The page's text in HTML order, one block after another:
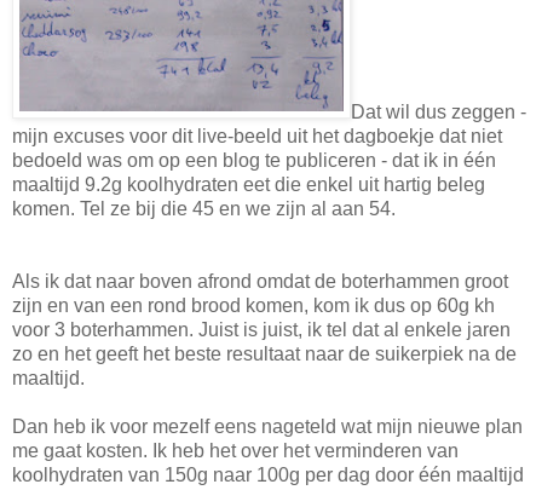
Dat wil dus zeggen -
mijn excuses voor dit live-beeld uit het dagboekje dat niet
bedoeld was om op een blog te publiceren - dat ik in één
maaltijd 9.2g koolhydraten eet die enkel uit hartig beleg
komen. Tel ze bij die 45 en we zijn al aan 54.
Als ik dat naar boven afrond omdat de boterhammen groot
zijn en van een rond brood komen, kom ik dus op 60g kh
voor 3 boterhammen. Juist is juist, ik tel dat al enkele jaren
zo en het geeft het beste resultaat naar de suikerpiek na de
maaltijd.
Dan heb ik voor mezelf eens nageteld wat mijn nieuwe plan
me gaat kosten. Ik heb het over het verminderen van
koolhydraten van 150g naar 100g per dag door één maaltijd